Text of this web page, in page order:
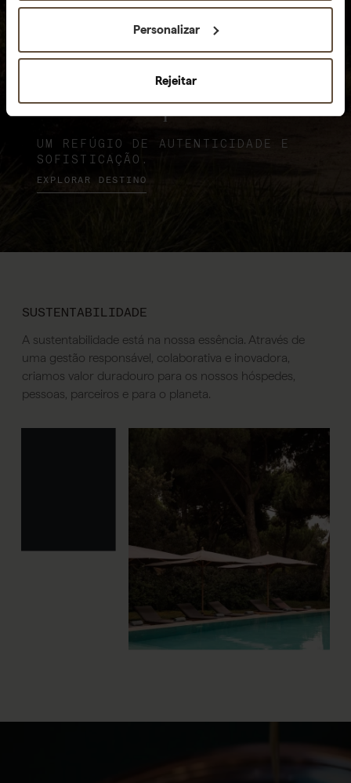
Personalizar
Rejeitar
Sublime Comporta
UM REFÚGIO DE AUTENTICIDADE E
SOFISTICAÇÃO.
EXPLORAR DESTINO
SUSTENTABILIDADE
A sustentabilidade está na nossa essência. Através de
uma gestão responsável, colaborativa e inovadora,
criamos valor duradouro para os nossos hóspedes,
pessoas, parceiros e para o planeta.